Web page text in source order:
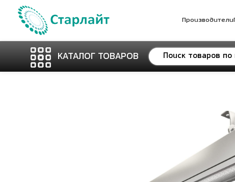
Производители
КАТАЛОГ ТОВАРОВ